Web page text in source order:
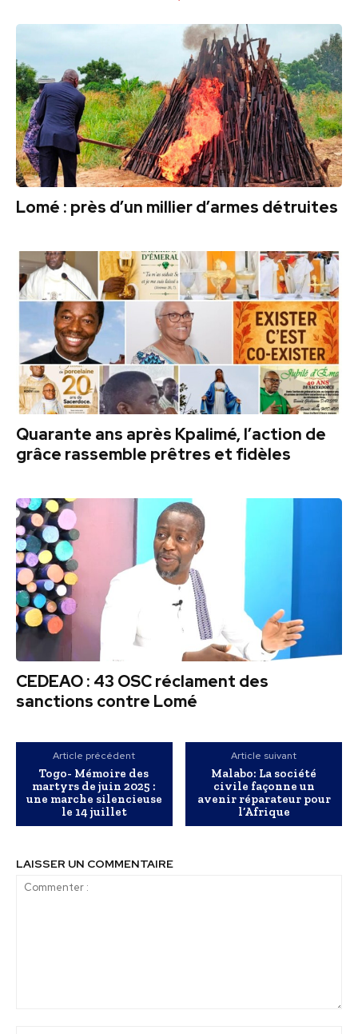
Lomé : près d’un millier d’armes détruites
Quarante ans après Kpalimé, l’action de
grâce rassemble prêtres et fidèles
CEDEAO : 43 OSC réclament des
sanctions contre Lomé
Article précédent
Togo- Mémoire des
martyrs de juin 2025 :
une marche silencieuse
le 14 juillet
Article suivant
Malabo: La société
civile façonne un
avenir réparateur pour
l’Afrique
LAISSER UN COMMENTAIRE